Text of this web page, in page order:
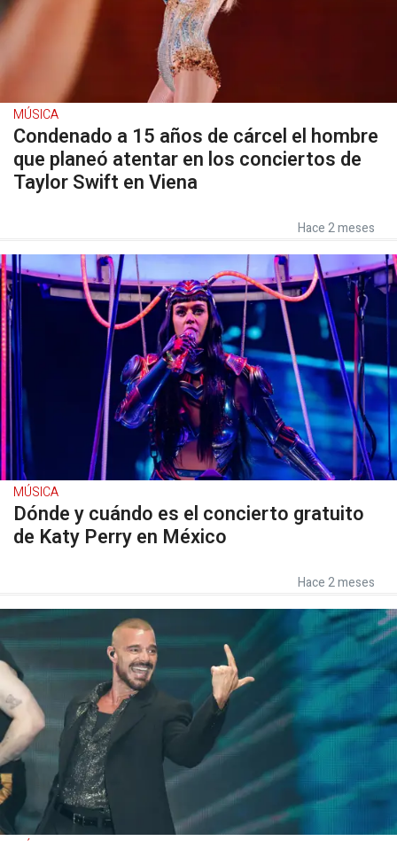
MÚSICA
Condenado a 15 años de cárcel el hombre
que planeó atentar en los conciertos de
Taylor Swift en Viena
Hace 2 meses
MÚSICA
Dónde y cuándo es el concierto gratuito
de Katy Perry en México
Hace 2 meses